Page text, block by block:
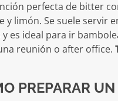
perfecta de bitter
y limón. Se suele servir
y es ideal para ir
reunión o after office.
PREPARAR